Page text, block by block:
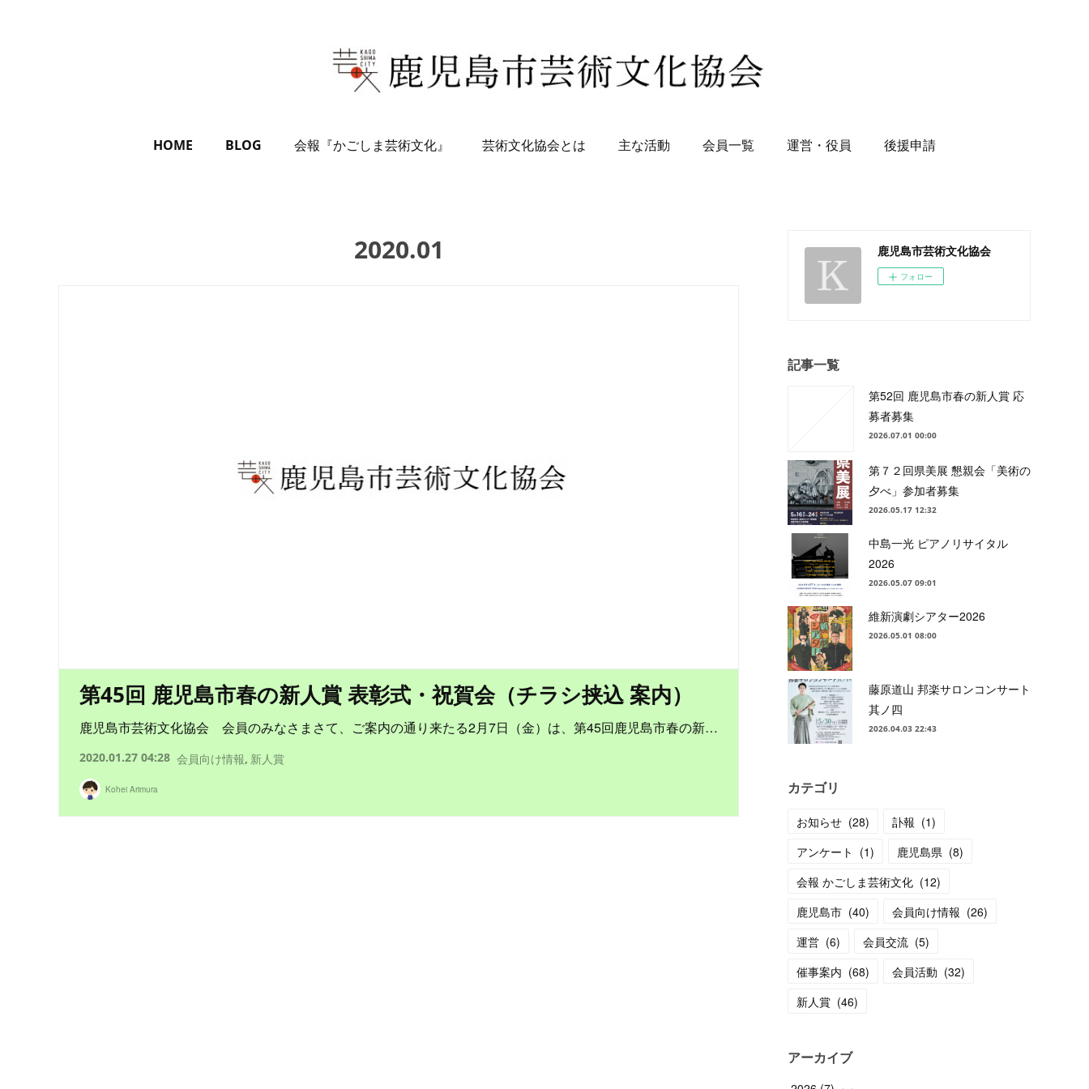
HOME BLOG 会報『かごしま芸術文化』 芸術文化協会とは 主な活動 会員一覧 運営・役員 後援申請
2020.01
第45回 鹿児島市春の新人賞 表彰式・祝賀会（チラシ挟込 案内）
鹿児島市芸術文化協会 会員のみなさまさて、ご案内の通り来たる2月7日（金）は、第45回鹿児島市春の新…
2020.01.27 04:28 会員向け情報 新人賞
Kohei Arimura
鹿児島市芸術文化協会
フォロー
記事一覧
第52回 鹿児島市春の新人賞 応
募者募集
2026.07.01 00:00
第７２回県美展 懇親会「美術の
夕べ」参加者募集
2026.05.17 12:32
中島一光 ピアノリサイタル
2026
2026.05.07 09:01
維新演劇シアター2026
2026.05.01 08:00
藤原道山 邦楽サロンコンサート
其ノ四
2026.04.03 22:43
カテゴリ
お知らせ (28) 訃報 (1)
アンケート (1) 鹿児島県 (8)
会報 かごしま芸術文化 (12)
鹿児島市 (40) 会員向け情報 (26)
運営 (6) 会員交流 (5)
催事案内 (68) 会員活動 (32)
新人賞 (46)
アーカイブ